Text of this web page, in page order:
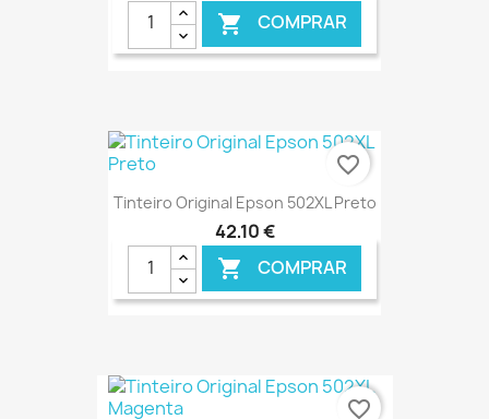
 COMPRAR
€ ONLINE
Tinteiro Original Epson 502XL Preto
42,10 €
 COMPRAR
€ ONLINE
favorite_border
favorite_border